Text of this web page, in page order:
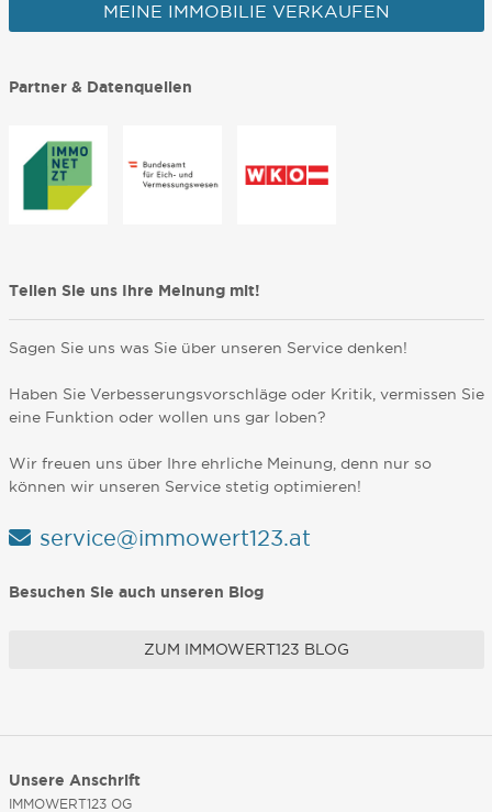
MEINE IMMOBILIE VERKAUFEN
Partner & Datenquellen
Teilen Sie uns Ihre Meinung mit!
Sagen Sie uns was Sie über unseren Service denken!
Haben Sie Verbesserungsvorschläge oder Kritik, vermissen Sie
eine Funktion oder wollen uns gar loben?
Wir freuen uns über Ihre ehrliche Meinung, denn nur so
können wir unseren Service stetig optimieren!
service@immowert123.at
Besuchen Sie auch unseren Blog
ZUM IMMOWERT123 BLOG
Unsere Anschrift
IMMOWERT123 OG